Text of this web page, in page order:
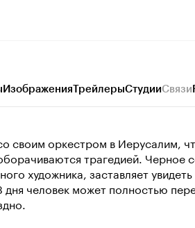
ИзображенияТрейлерыСтудииСвязи
своим оркестром в Иерусалим,
трагедией. Черное
художника, заставляет
дня человек может полностью